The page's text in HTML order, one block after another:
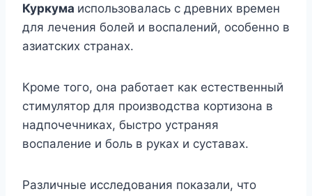
Куркума использовалась с древних времен
для лечения болей и воспалений, особенно в
азиатских странах.
Кроме того, она работает как естественный
стимулятор для производства кортизона в
надпочечниках, быстро устраняя
воспаление и боль в руках и суставах.
Различные исследования показали, что